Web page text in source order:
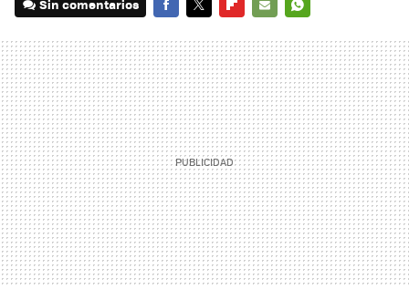
Sin comentarios
MAIL